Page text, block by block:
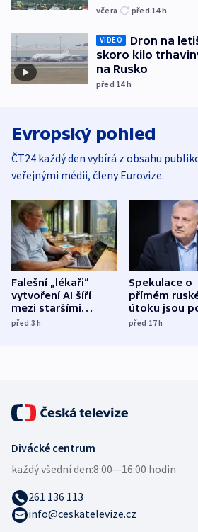
včera před 14h
VIDEO
Dron na
skoro kilo
na Rusko
před 14h
Evropský pohled
ČT24 každý den vybírá z obsahu
veřejnými médii, členy Eurovize.
Falešní „lékaři“
vytvoření AI šíří
mezi staršími
Poláky nebezpečné
před 3h
Spekulace o
přímém
útoku jsou
míní estonský
před 17h
Divácké centrum
každý všední den:8:00—16:00 hodin
261 136 113
info@ceskatelevize.cz